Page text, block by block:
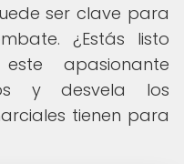
ser clave para
¿Estás listo
apasionante
y desvela los
tienen para